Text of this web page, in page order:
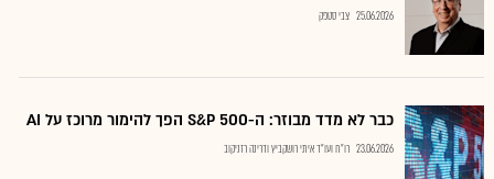
25.06.2026 צבי סטפק
כבר לא מדד מבוזר: ה-S&P 500 הפך להימור מרוכז על AI
23.06.2026 רו"ח ועו"ד איתי רושקביץ ודרינה רזניקוב